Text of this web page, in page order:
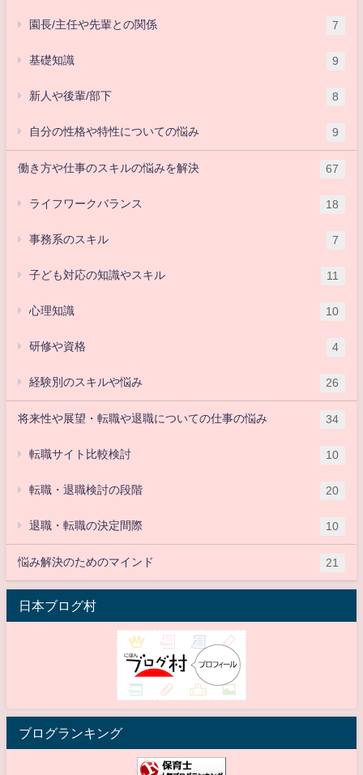
園長/主任や先輩との関係 7
基礎知識 9
新人や後輩/部下 8
自分の性格や特性についての悩み 9
働き方や仕事のスキルの悩みを解決 67
ライフワークバランス 18
事務系のスキル 7
子ども対応の知識やスキル 11
心理知識 10
研修や資格 4
経験別のスキルや悩み 26
将来性や展望・転職や退職についての仕事の悩み 34
転職サイト比較検討 10
転職・退職検討の段階 20
退職・転職の決定間際 10
悩み解決のためのマインド 21
日本ブログ村
ブログランキング